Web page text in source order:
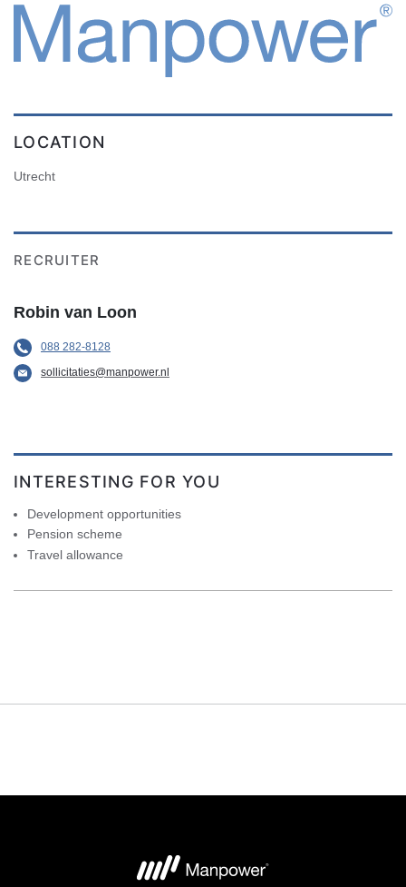
LOCATION
Utrecht
RECRUITER
Robin van Loon
088 282-8128
sollicitaties@manpower.nl
INTERESTING FOR YOU
Development opportunities
Pension scheme
Travel allowance